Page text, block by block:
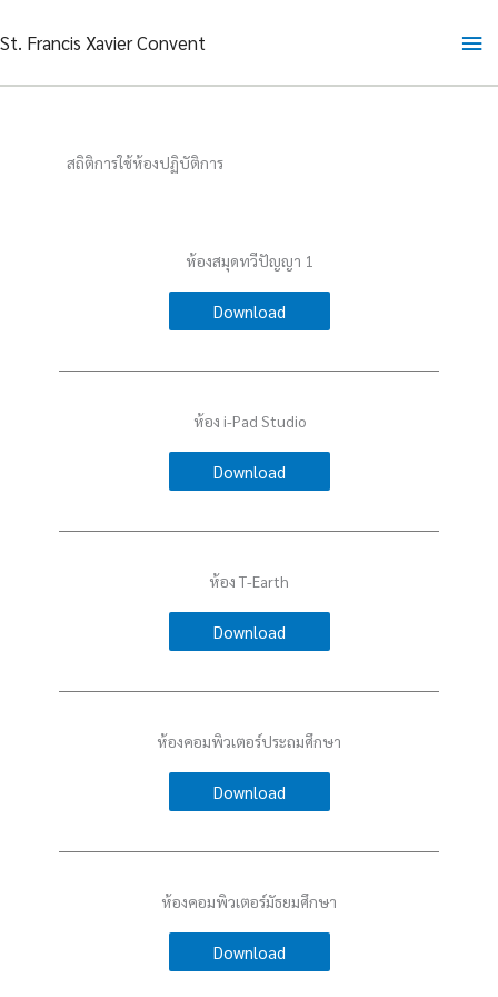
to
St. Francis Xavier Convent
สถิติการใช้ห้องปฏิบัติการ
ห้องสมุดทวีปัญญา 1
Download
ห้อง i-Pad Studio
Download
ห้อง T-Earth
Download
ห้องคอมพิวเตอร์ประถมศึกษา
Download
ห้องคอมพิวเตอร์มัธยมศึกษา
Download